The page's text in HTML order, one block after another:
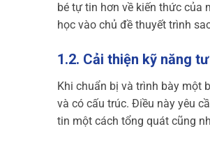
bé tự tin hơn về kiến thức của
học vào chủ đề thuyết trình
1.2. Cải thiện kỹ năng
Khi chuẩn bị và trình bày một
và có cấu trúc. Điều này yêu
tin một cách tổng quát cũng